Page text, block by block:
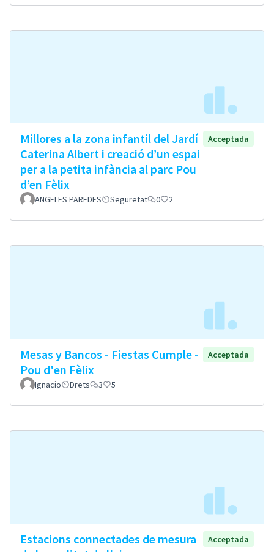
Millores a la zona infantil del Jardí
Caterina Albert i creació d’un espai
per a la petita infància al parc Pou
d’en Fèlix
Acceptada
ANGELES PAREDES Seguretat 0 2
Mesas y Bancos - Fiestas Cumple -
Pou d'en Fèlix
Acceptada
Ignacio Drets 3 5
Estacions connectades de mesura
Acceptada